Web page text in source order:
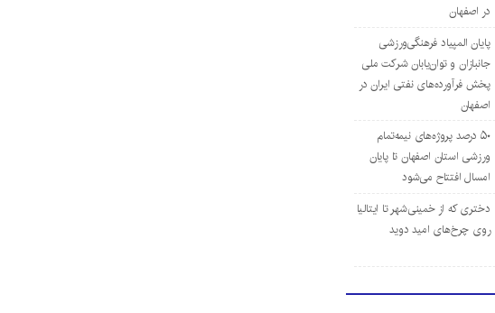
در اصفهان
پایان المپیاد فرهنگی‌ورزشی
جانبازان و توان‌یابان شرکت ملی
پخش فرآورده‌های نفتی ایران در
اصفهان
۵۰ درصد پروژه‌های نیمه‌تمام
ورزشی استان اصفهان تا پایان
امسال افتتاح می‌شود
دختری که از خمینی‌شهر تا ایتالیا
روی چرخ‌های امید دوید